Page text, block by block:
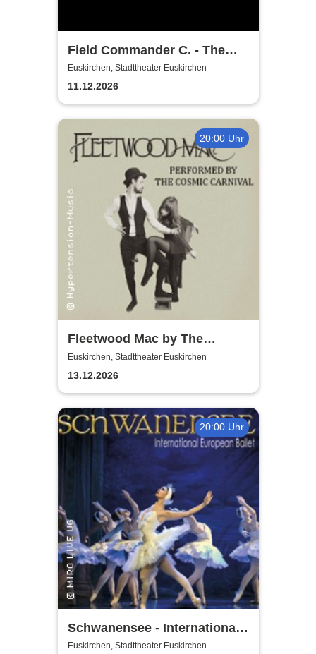
Field Commander C. - The
Songs of Leonard Cohen
Euskirchen, Stadttheater Euskirchen
11.12.2026
20:00 Uhr
Fleetwood Mac by The
Cosmic Carnival - The
Incredible Story
Euskirchen, Stadttheater Euskirchen
13.12.2026
20:00 Uhr
Schwanensee - International
European Ballet
Euskirchen, Stadttheater Euskirchen